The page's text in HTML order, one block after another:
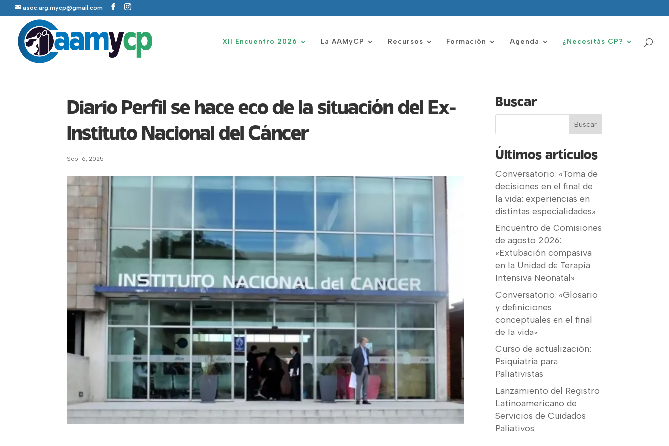
asoc.arg.mycp@gmail.com
XII Encuentro 2026 La AAMyCP Recursos Formación Agenda ¿Necesitás CP?
Diario Perfil se hace eco de la situación del Ex-
Instituto Nacional del Cáncer
Sep 16, 2025
Buscar
Últimos artículos
Conversatorio: «Toma de
decisiones en el final de
la vida: experiencias en
distintas especialidades»
Encuentro de Comisiones
de agosto 2026:
«Extubación compasiva
en la Unidad de Terapia
Intensiva Neonatal»
Conversatorio: «Glosario
y definiciones
conceptuales en el final
de la vida»
Curso de actualización:
Psiquiatría para
Paliativistas
Lanzamiento del Registro
Latinoamericano de
Servicios de Cuidados
Paliativos